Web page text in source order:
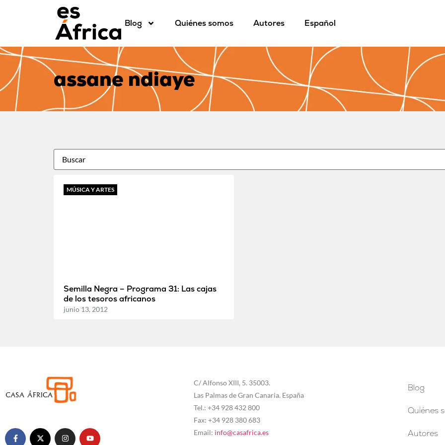
Blog Quiénes somos Autores Español
assane ndiaye
MÚSICA Y ARTES
Semilla Negra – Programa 31: Las cajas
de los tesoros africanos
junio 13, 2012
C/ Alfonso XIII, 5. 35003.
Las Palmas de Gran Canaria. España
Tel.: +34 928 432 800
Fax: +34 928 380 683
Email: info@casafrica.es
Blog
Quiénes
Autores